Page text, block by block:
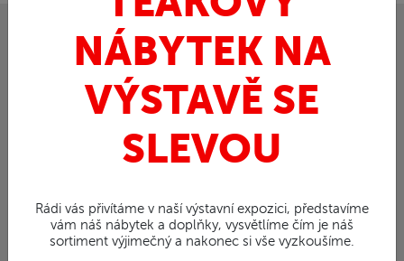
NÁBYTEK NA
VÝSTAVĚ SE
SLEVOU
Rádi vás přivítáme v naší výstavní expozici, představíme
vám náš nábytek a doplňky, vysvětlíme čím je náš
sortiment výjimečný a nakonec si vše vyzkoušíme.
0%